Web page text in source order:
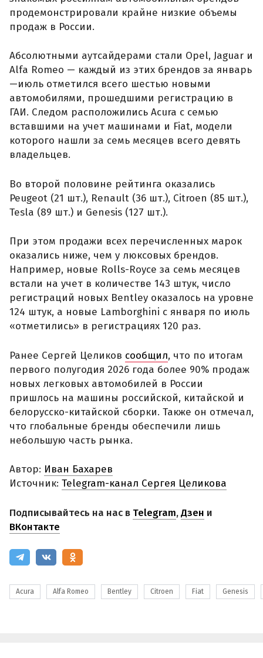
продемонстрировали крайне низкие объемы
продаж в России.
Абсолютными аутсайдерами стали Opel, Jaguar и
Alfa Romeo — каждый из этих брендов за январь
—июль отметился всего шестью новыми
автомобилями, прошедшими регистрацию в
ГАИ. Следом расположились Acura с семью
вставшими на учет машинами и Fiat, модели
которого нашли за семь месяцев всего девять
владельцев.
Во второй половине рейтинга оказались
Peugeot (21 шт.), Renault (36 шт.), Citroen (85 шт.),
Tesla (89 шт.) и Genesis (127 шт.).
При этом продажи всех перечисленных марок
оказались ниже, чем у люксовых брендов.
Например, новые Rolls-Royce за семь месяцев
встали на учет в количестве 143 штук, число
регистраций новых Bentley оказалось на уровне
124 штук, а новые Lamborghini с января по июль
«отметились» в регистрациях 120 раз.
Ранее Сергей Целиков сообщил, что по итогам
первого полугодия 2026 года более 90% продаж
новых легковых автомобилей в России
пришлось на машины российской, китайской и
белорусско-китайской сборки. Также он отмечал,
что глобальные бренды обеспечили лишь
небольшую часть рынка.
Автор: Иван Бахарев
Источник: Telegram-канал Сергея Целикова
Подписывайтесь на нас в Telegram,Дзен и
ВКонтакте
Acura Alfa Romeo Bentley Citroen Fiat Genesis